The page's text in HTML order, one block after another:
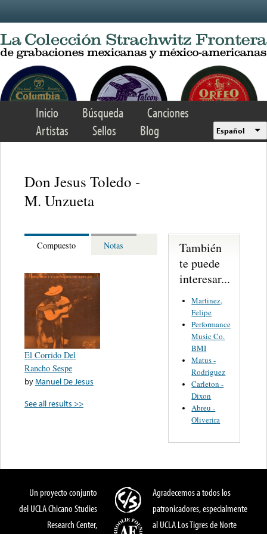
Inicio Búsqueda
Canciones
Artistas
Sellos Blog Español
Don Jesus Toledo -
M. Unzueta
Compuesto Notas
El Corrido Del
Rancho Sespe
byManuel De Jesus
See all results >>
También
te puede
interesar...
Martinez,
Felipe
Performance
Music Co.
BMI
Matus -
Rodriguez
Carleton -
Dixon
Abreu -
Oliverira
Un proyecto conjunto
del UCLA Chicano Studies
Research Center,
Agradecemos a todos los
patronicadores, especialmente
al UCLA Los Tigres de Norte